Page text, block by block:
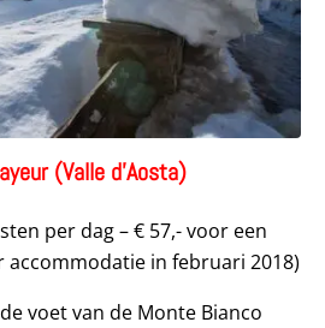
(Valle d’Aosta)
per dag – € 57,- voor een
accommodatie in februari 2018)
voet van de Monte Bianco